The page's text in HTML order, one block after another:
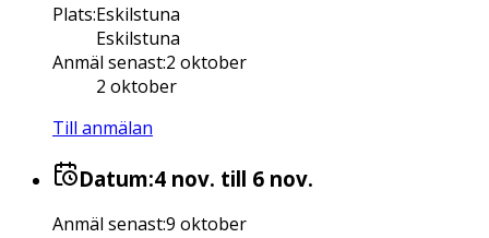
Plats:Eskilstuna
Eskilstuna
Anmäl senast:2 oktober
2 oktober
Till anmälan
Datum:4 nov. till 6 nov.
Anmäl senast:9 oktober